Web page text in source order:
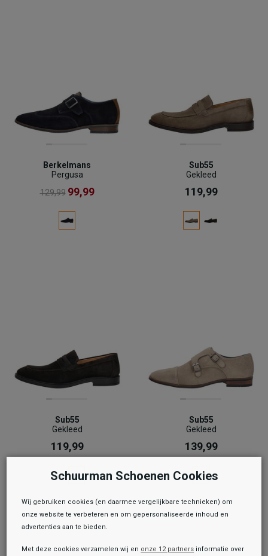
Berkelmans
Pergusa
129,99 99,99
Sub55
Gekleed
119,99
Sub55
Gekleed
119,99
Sub55
Gekleed
139,99
Schuurman Schoenen Cookies
Wij gebruiken cookies (en daarmee vergelijkbare technieken) om
onze website te verbeteren en om gepersonaliseerde inhoud en
advertenties aan te bieden.
Met deze cookies verzamelen wij en onze 12 partners informatie over